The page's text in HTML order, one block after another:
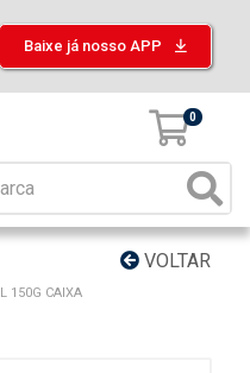
Baixe já nosso APP
0
VOLTAR
150G CAIXA